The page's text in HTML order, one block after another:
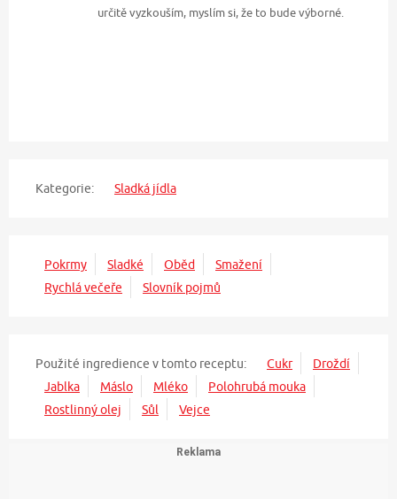
určitě vyzkouším, myslím si, že to bude výborné.
Kategorie: Sladká jídla
Pokrmy Sladké Oběd
Smažení
Rychlá večeře
Slovník pojmů
Použité ingredience v tomto receptu: Cukr
Droždí
Jablka
Máslo Mléko
Polohrubá mouka
Rostlinný olej
Sůl Vejce